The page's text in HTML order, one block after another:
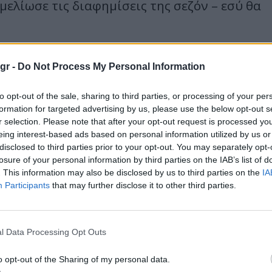
- Do Not Process My Personal Information
opt-out of the sale, sharing to third parties, or processing of your
for targeted advertising by us, please use the below opt-out
selection. Please note that after your opt-out request is processed
interest-based ads based on personal information utilized by us
to third parties prior to your opt-out. You may separately
of your personal information by third parties on the IAB’s list of
This information may also be disclosed by us to third parties on the
Participants that may further disclose it to other third parties.
Data Processing Opt Outs
opt-out of the Sharing of my personal data.
τις διαφημίσεις της σεζόν – εσύ θα
ετοιμοθάνατου ο ορός θέλει να τα
την τελευταία του πνοή ο πόθος
νεότης
η φτέρνα του Αχιλλέα, στην ώρα
βοσκός κάτω απ’του ήλιου το
η μαϊμού και πέρδεται
των πληβείων – δεν έχω λέξεις. Το